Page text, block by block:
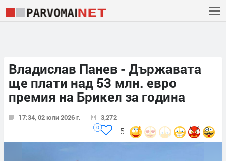
Владислав Панев - Държавата
ще плати над 53 млн. евро
премия на Брикел за година
17:34, 02 юли 2026 г. 3,272
5
0